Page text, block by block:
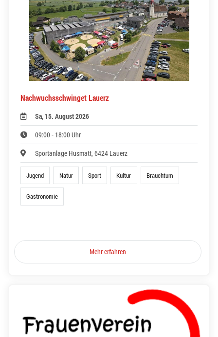
Nachwuchsschwinget Lauerz
Sa, 15. August 2026
09:00 - 18:00 Uhr
Sportanlage Husmatt, 6424 Lauerz
Jugend Natur Sport Kultur Brauchtum
Gastronomie
Mehr erfahren